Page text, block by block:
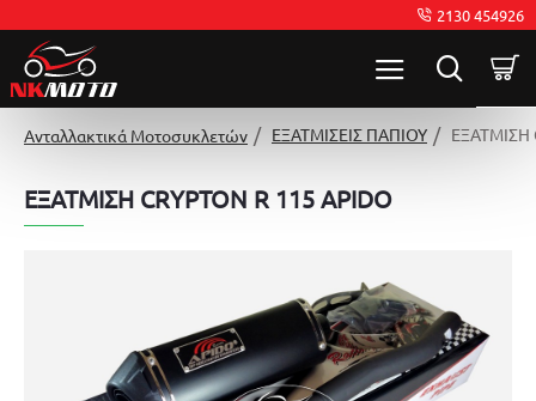
2130 454926
Ανταλλακτικά Μοτοσυκλετών ΕΞΑΤΜΙΣΕΙΣ ΠΑΠΙΟΥ ΕΞΑΤΜΙΣΗ
ΕΞΑΤΜΙΣΗ CRYPTON R 115 APIDO